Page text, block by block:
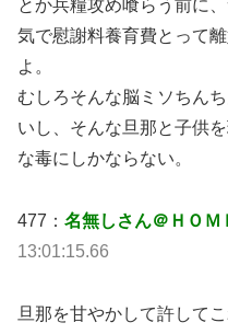
とか兵糧攻め喰らう前に
気で慰謝料養育費とって
よ。
むしろそんな脳ミソちん
いし、そんな旦那と子供
な毒にしかならない。
477： 名無しさん＠ＨＯＭ
13:01:15.66
旦那を甘やかして許して